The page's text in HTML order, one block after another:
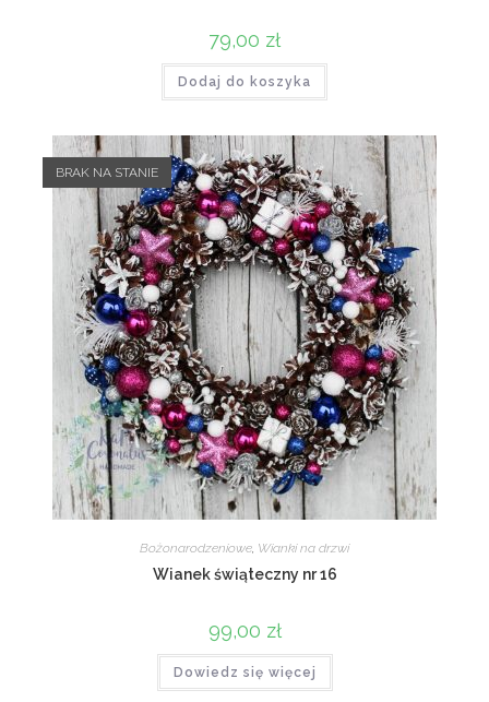
79,00 zł
Dodaj do koszyka
BRAK NA STANIE
Bożonarodzeniowe, Wianki na drzwi
Wianek świąteczny nr 16
99,00 zł
Dowiedz się więcej